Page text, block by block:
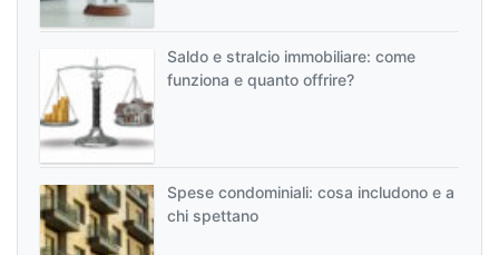
Saldo e stralcio immobiliare: come
funziona e quanto offrire?
Spese condominiali: cosa includono e a
chi spettano